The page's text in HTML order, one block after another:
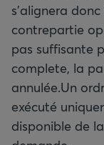
s’alignera
contrepartie
pas suffisante
complete, la
annulée.Un
exécuté
disponible de